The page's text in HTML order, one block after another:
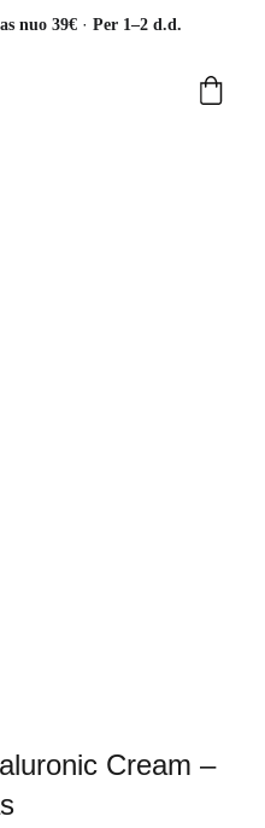
nuo 39€ · Per 1–2 d.d.
Cream –